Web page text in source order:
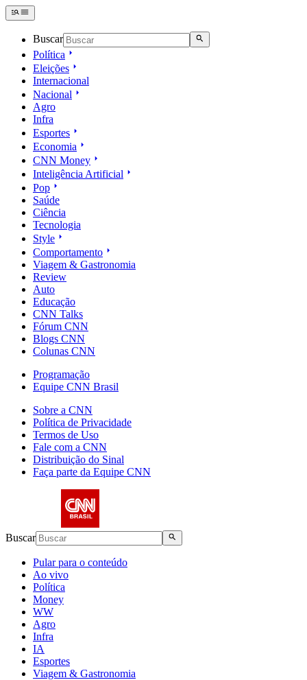
Buscar
Política
Eleições
Internacional
Nacional
Agro
Infra
Esportes
Economia
CNN Money
Inteligência Artificial
Pop
Saúde
Ciência
Tecnologia
Style
Comportamento
Viagem & Gastronomia
Review
Auto
Educação
CNN Talks
Fórum CNN
Blogs CNN
Colunas CNN
Programação
Equipe CNN Brasil
Sobre a CNN
Política de Privacidade
Termos de Uso
Fale com a CNN
Distribuição do Sinal
Faça parte da Equipe CNN
Buscar
Pular para o conteúdo
Ao vivo
Política
Money
WW
Agro
Infra
IA
Esportes
Viagem & Gastronomia